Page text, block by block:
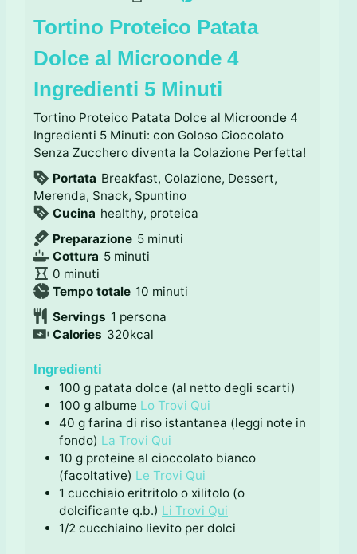
Tortino Proteico Patata
Dolce al Microonde 4
Ingredienti 5 Minuti
Tortino Proteico Patata Dolce al Microonde 4
Ingredienti 5 Minuti: con Goloso Cioccolato
Senza Zucchero diventa la Colazione Perfetta!
Portata Breakfast, Colazione, Dessert,
Merenda, Snack, Spuntino
Cucina healthy, proteica
Preparazione 5m
i
u
i
minuti
Cottura 5m
n
t
i
minuti
0m
i
u
t
minuti
Tempo totale 10m
n
u
minuti
Servings 1 persona
Calories 320kcal
Ingredienti
100 g patata dolce (al netto degli scarti)
100 g albume Lo Trovi Qui
40 g farina di riso istantanea (leggi note in
fondo) La Trovi Qui
10 g proteine al cioccolato bianco
(facoltative) Le Trovi Qui
1 cucchiaio eritritolo o xilitolo (o
dolcificante q.b.) Li Trovi Qui
1/2 cucchiaino lievito per dolci